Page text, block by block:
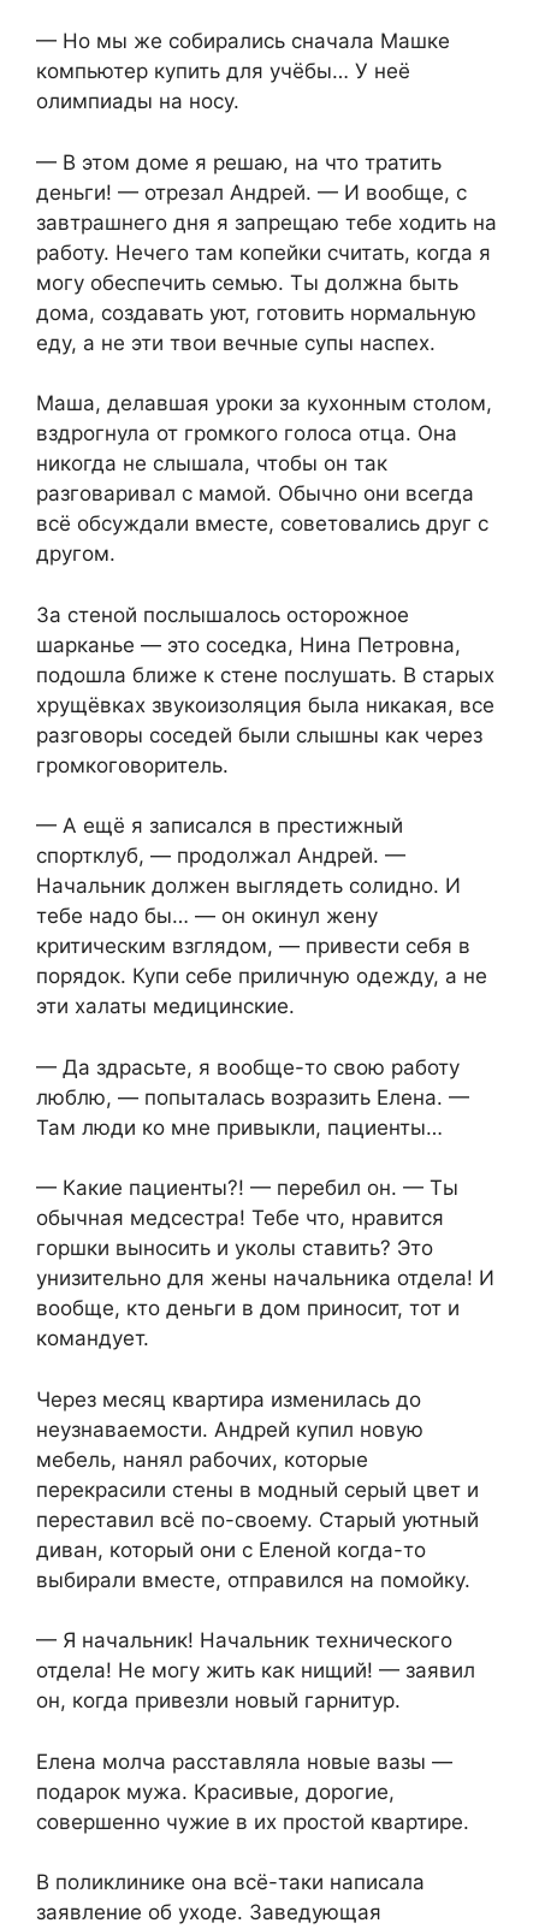
— Но мы же собирались сначала Машке
компьютер купить для учёбы… У неё
олимпиады на носу.
— В этом доме я решаю, на что тратить
деньги! — отрезал Андрей. — И вообще, с
завтрашнего дня я запрещаю тебе ходить на
работу. Нечего там копейки считать, когда я
могу обеспечить семью. Ты должна быть
дома, создавать уют, готовить нормальную
еду, а не эти твои вечные супы наспех.
Маша, делавшая уроки за кухонным столом,
вздрогнула от громкого голоса отца. Она
никогда не слышала, чтобы он так
разговаривал с мамой. Обычно они всегда
всё обсуждали вместе, советовались друг с
другом.
За стеной послышалось осторожное
шарканье — это соседка, Нина Петровна,
подошла ближе к стене послушать. В старых
хрущёвках звукоизоляция была никакая, все
разговоры соседей были слышны как через
громкоговоритель.
— А ещё я записался в престижный
спортклуб, — продолжал Андрей. —
Начальник должен выглядеть солидно. И
тебе надо бы… — он окинул жену
критическим взглядом, — привести себя в
порядок. Купи себе приличную одежду, а не
эти халаты медицинские.
— Да здрасьте, я вообще-то свою работу
люблю, — попыталась возразить Елена. —
Там люди ко мне привыкли, пациенты…
— Какие пациенты?! — перебил он. — Ты
обычная медсестра! Тебе что, нравится
горшки выносить и уколы ставить? Это
унизительно для жены начальника отдела! И
вообще, кто деньги в дом приносит, тот и
командует.
Через месяц квартира изменилась до
неузнаваемости. Андрей купил новую
мебель, нанял рабочих, которые
перекрасили стены в модный серый цвет и
переставил всё по-своему. Старый уютный
диван, который они с Еленой когда-то
выбирали вместе, отправился на помойку.
— Я начальник! Начальник технического
отдела! Не могу жить как нищий! — заявил
он, когда привезли новый гарнитур.
Елена молча расставляла новые вазы —
подарок мужа. Красивые, дорогие,
совершенно чужие в их простой квартире.
В поликлинике она всё-таки написала
заявление об уходе. Заведующая